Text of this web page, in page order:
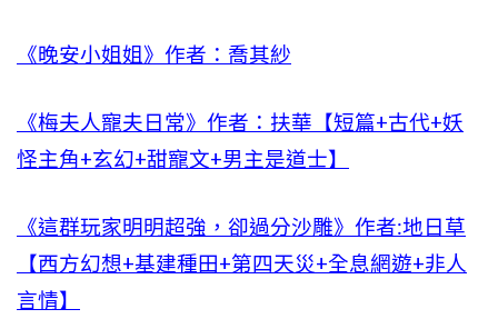
《晚安小姐姐》作者：喬其紗
《梅夫人寵夫日常》作者：扶華【短篇+古代+妖
怪主角+玄幻+甜寵文+男主是道士】
《這群玩家明明超強，卻過分沙雕》作者:地日草
【西方幻想+基建種田+第四天災+全息網遊+非人
言情】